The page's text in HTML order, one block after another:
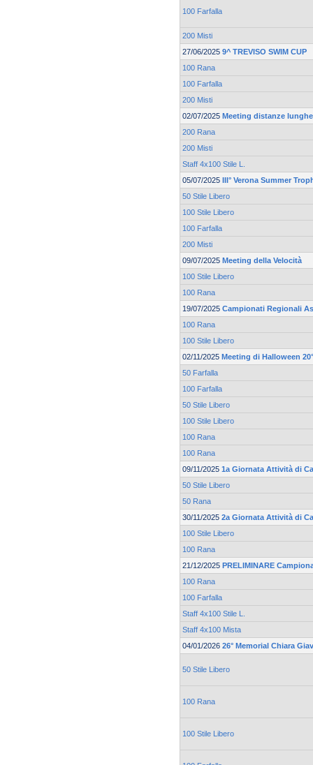
100 Farfalla
200 Misti
27/06/2025 9^ TREVISO SWIM CUP
100 Rana
100 Farfalla
200 Misti
02/07/2025 Meeting distanze
200 Rana
200 Misti
Staff 4x100 Stile L.
05/07/2025 III° Verona Summer
50 Stile Libero
100 Stile Libero
100 Farfalla
200 Misti
09/07/2025 Meeting della Velocità
100 Stile Libero
100 Rana
19/07/2025 Campionati Regionali
100 Rana
100 Stile Libero
02/11/2025 Meeting di Halloween
50 Farfalla
100 Farfalla
50 Stile Libero
100 Stile Libero
100 Rana
100 Rana
09/11/2025 1a Giornata Attività di
50 Stile Libero
50 Rana
30/11/2025 2a Giornata Attività di
100 Stile Libero
100 Rana
21/12/2025 PRELIMINARE
100 Rana
100 Farfalla
Staff 4x100 Stile L.
Staff 4x100 Mista
04/01/2026 26° Memorial Chiara
50 Stile Libero
100 Rana
100 Stile Libero